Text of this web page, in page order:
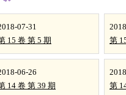
07-31
15 卷 第 5 期
第
06-26
14 卷 第 39 期
第